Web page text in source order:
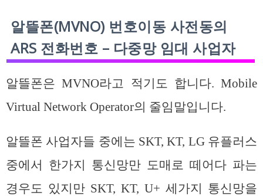
알뜰폰(MVNO) 번호이동 사전동의
ARS 전화번호 – 다중망 임대 사업자
알뜰폰은 MVNO라고 적기도 합니다. Mobile
Virtual Network Operator의 줄임말입니다.
알뜰폰 사업자들 중에는 SKT, KT, LG 유플러스
중에서 한가지 통신망만 도매로 떼어다 파는
경우도 있지만 SKT, KT, U+ 세가지 통신망을